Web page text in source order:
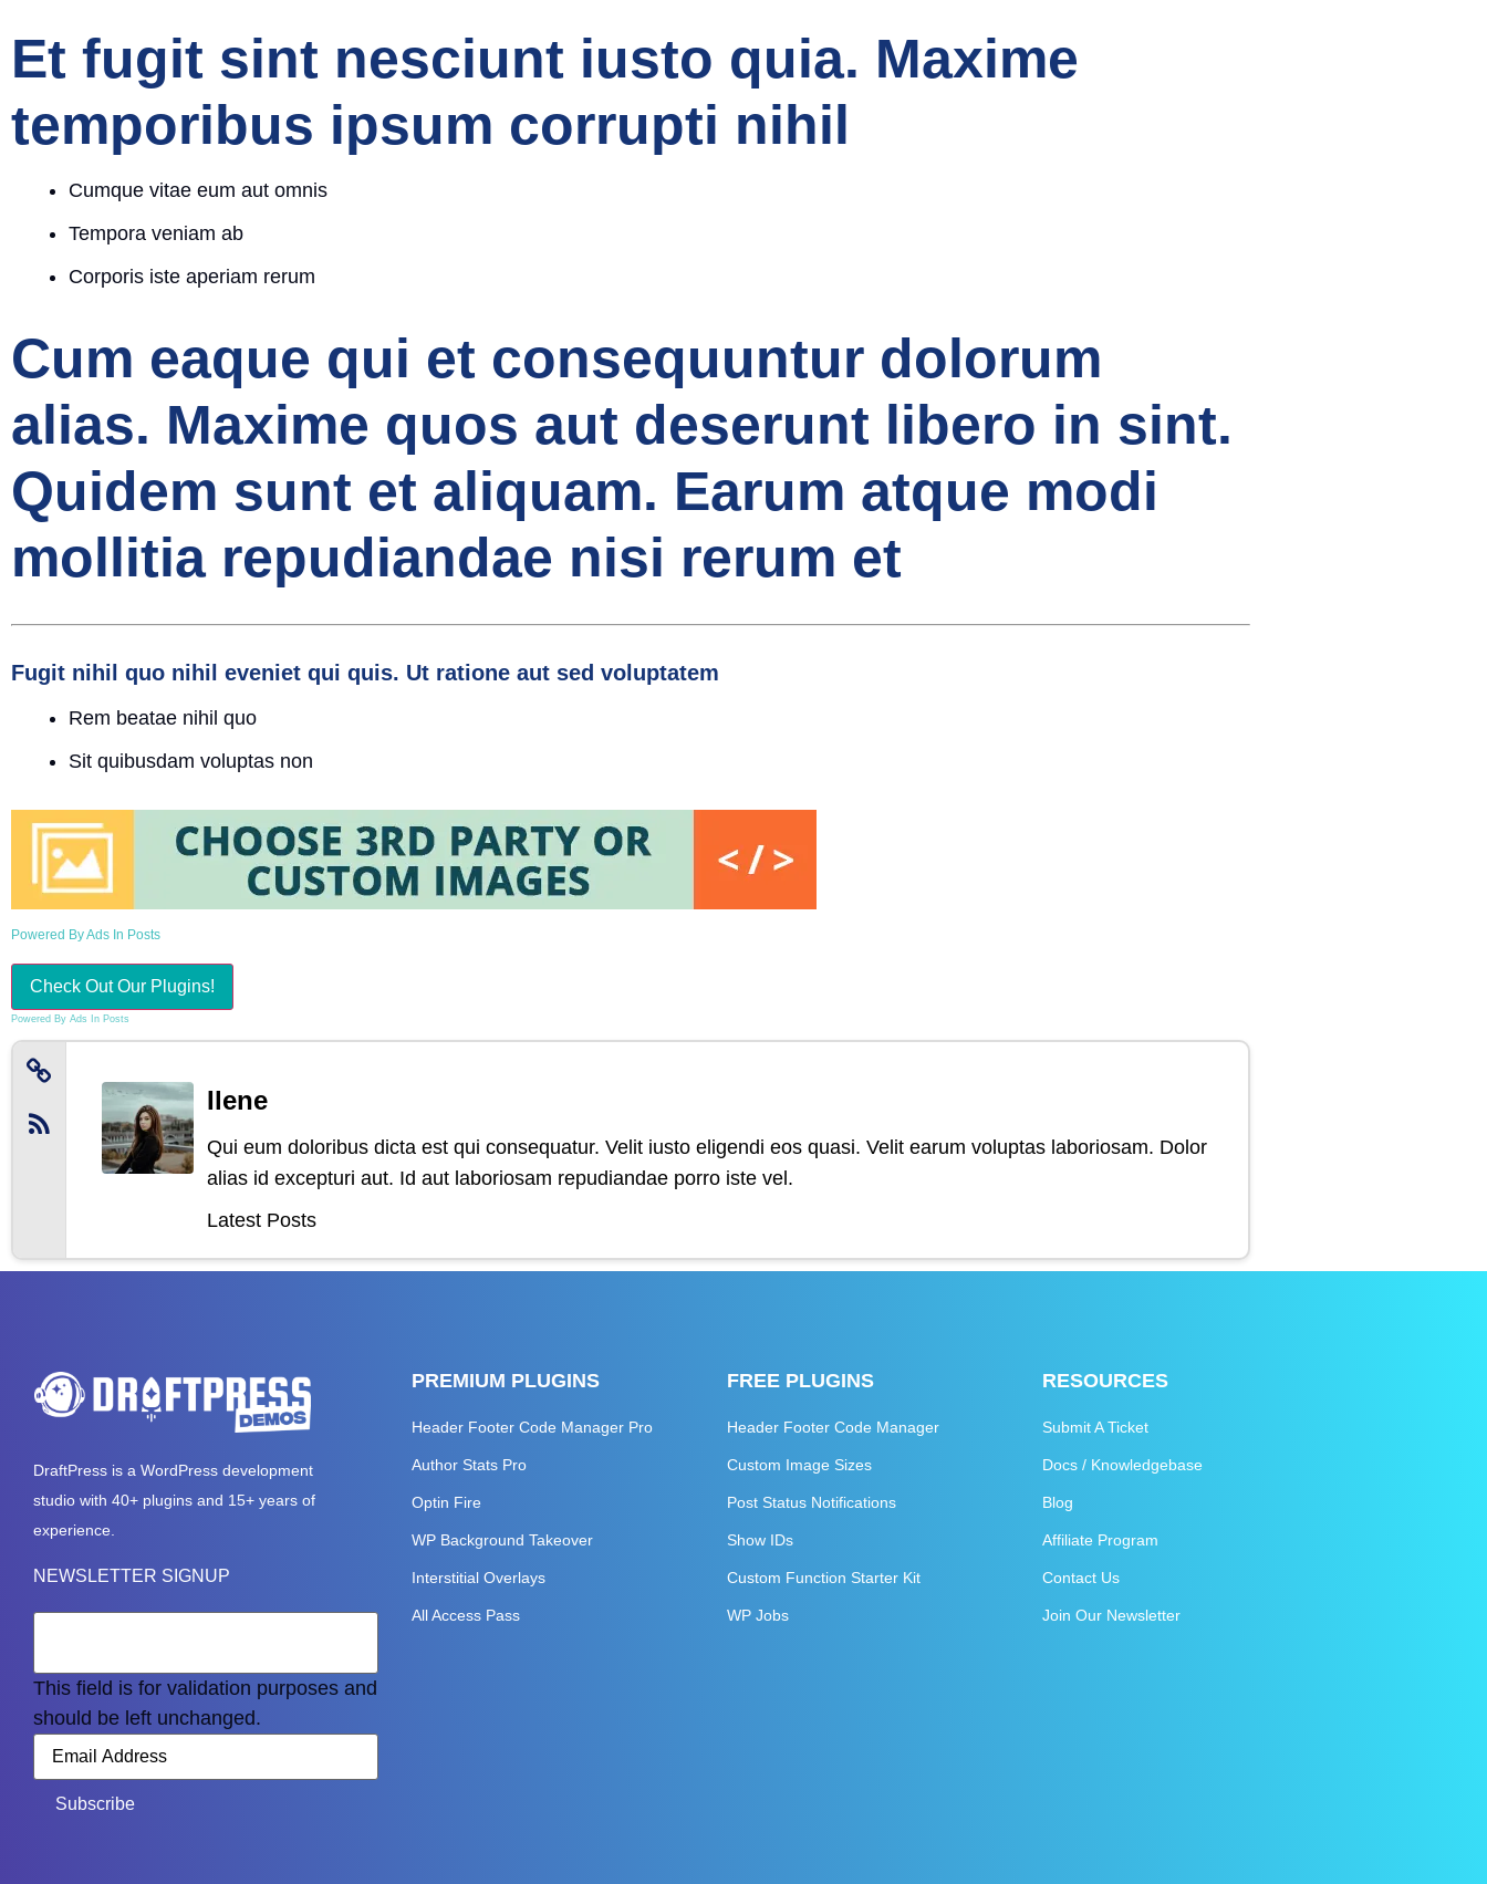
Et fugit sint nesciunt iusto quia. Maxime
temporibus ipsum corrupti nihil
Cumque vitae eum aut omnis
Tempora veniam ab
Corporis iste aperiam rerum
Cum eaque qui et consequuntur dolorum
alias. Maxime quos aut deserunt libero in sint.
Quidem sunt et aliquam. Earum atque modi
mollitia repudiandae nisi rerum et
Fugit nihil quo nihil eveniet qui quis. Ut ratione aut sed voluptatem
Rem beatae nihil quo
Sit quibusdam voluptas non
Powered By Ads In Posts
Check Out Our Plugins!
Powered By Ads In Posts
Ilene
Qui eum doloribus dicta est qui consequatur. Velit iusto eligendi eos quasi. Velit earum voluptas laboriosam. Dolor
alias id excepturi aut. Id aut laboriosam repudiandae porro iste vel.
Latest Posts
DraftPress is a WordPress development
studio with 40+ plugins and 15+ years of
experience.
NEWSLETTER SIGNUP
This field is for validation purposes and
should be left unchanged.
PREMIUM PLUGINS
Header Footer Code Manager Pro
Author Stats Pro
Optin Fire
WP Background Takeover
Interstitial Overlays
All Access Pass
FREE PLUGINS
Header Footer Code Manager
Custom Image Sizes
Post Status Notifications
Show IDs
Custom Function Starter Kit
WP Jobs
RESOURCES
Submit A Ticket
Docs / Knowledgebase
Blog
Affiliate Program
Contact Us
Join Our Newsletter